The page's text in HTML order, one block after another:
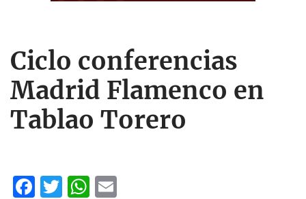
Ciclo conferencias
Madrid Flamenco en
Tablao Torero
F
T
W